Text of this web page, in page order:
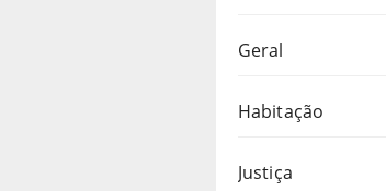
Geral
Habitação
Justiça